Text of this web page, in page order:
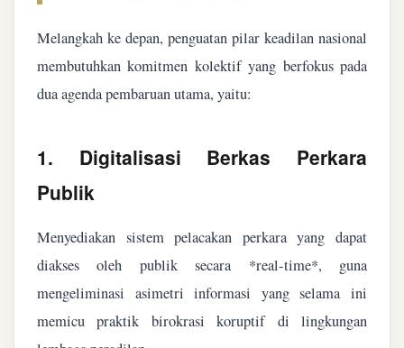
Melangkah ke depan, penguatan pilar keadilan nasional
membutuhkan komitmen kolektif yang berfokus pada
dua agenda pembaruan utama, yaitu:
1. Digitalisasi Berkas Perkara
Publik
Menyediakan sistem pelacakan perkara yang dapat
diakses oleh publik secara *real-time*, guna
mengeliminasi asimetri informasi yang selama ini
memicu praktik birokrasi koruptif di lingkungan